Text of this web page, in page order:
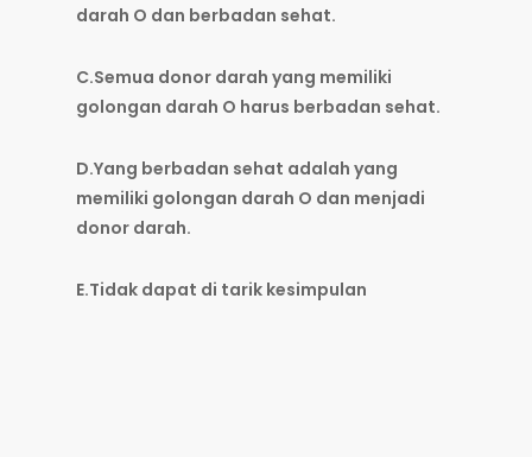
darah O dan berbadan sehat.
C.Semua donor darah yang memiliki
golongan darah O harus berbadan sehat.
D.Yang berbadan sehat adalah yang
memiliki golongan darah O dan menjadi
donor darah.
E.Tidak dapat di tarik kesimpulan